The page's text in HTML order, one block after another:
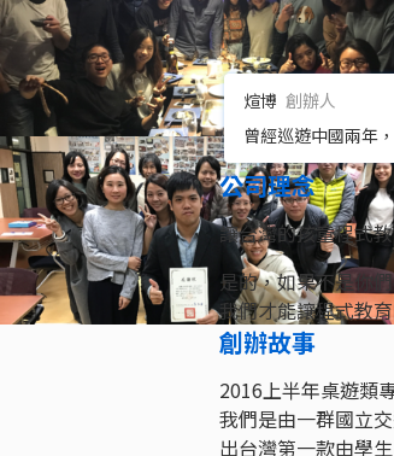
煊博 創辦人
曾經巡遊中國兩年
公司理念
讓台灣的孩童程式
是的，如果不是你
我們才能讓程式教
創辦故事
2016上半年桌遊類
我們是由一群國立
出台灣第一款由學